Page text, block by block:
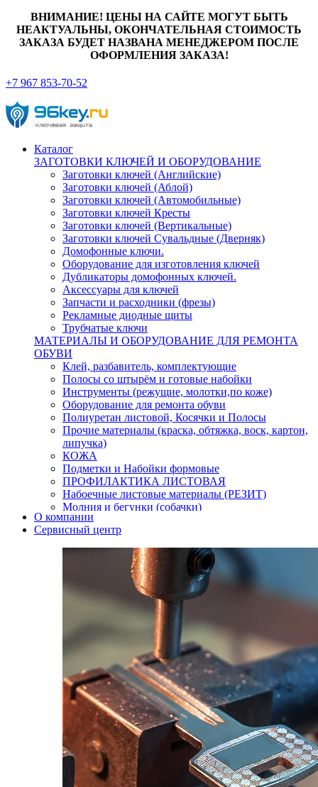
ВНИМАНИЕ! ЦЕНЫ НА САЙТЕ МОГУТ БЫТЬ
НЕАКТУАЛЬНЫ, ОКОНЧАТЕЛЬНАЯ СТОИМОСТЬ
ЗАКАЗА БУДЕТ НАЗВАНА МЕНЕДЖЕРОМ ПОСЛЕ
ОФОРМЛЕНИЯ ЗАКАЗА!
+7 967 853-70-52
Каталог
ЗАГОТОВКИ КЛЮЧЕЙ И ОБОРУДОВАНИЕ
Заготовки ключей (Английские)
Заготовки ключей (Аблой)
Заготовки ключей (Автомобильные)
Заготовки ключей Кресты
Заготовки ключей (Вертикальные)
Заготовки ключей Сувальдные (Дверняк)
Домофонные ключи.
Оборудование для изготовления ключей
Дубликаторы домофонных ключей.
Аксессуары для ключей
Запчасти и расходники (фрезы)
Рекламные диодные щиты
Трубчатые ключи
МАТЕРИАЛЫ И ОБОРУДОВАНИЕ ДЛЯ РЕМОНТА
ОБУВИ
Клей, разбавитель, комплектующие
Полосы со штырём и готовые набойки
Инструменты (режущие, молотки,по коже)
Оборудование для ремонта обуви
Полиуретан листовой, Косячки и Полосы
Прочие материалы (краска, обтяжка, воск, картон,
липучка)
КОЖА
Подметки и Набойки формовые
ПРОФИЛАКТИКА ЛИСТОВАЯ
Набоечные листовые материалы (РЕЗИТ)
Молния и бегунки (собачки)
Нитки,иглы-шило,крючки.
Уход и косметика для обуви
Кнопки (магнитые,кобурные)
Пряжки для ремня
О компании
Сервисный центр